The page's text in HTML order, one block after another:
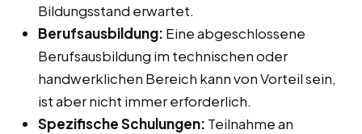
Bildungsstand erwartet.
Berufsausbildung: Eine abgeschlossene
Berufsausbildung im technischen oder
handwerklichen Bereich kann von Vorteil sein,
ist aber nicht immer erforderlich.
Spezifische Schulungen: Teilnahme an